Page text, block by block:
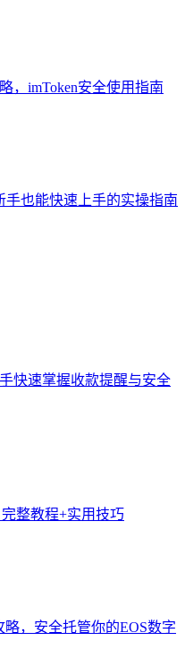
，imToken安全使用指南
手也能快速上手的实操指南
快速掌握收款提醒与安全
整教程+实用技巧
略，安全托管你的EOS数字